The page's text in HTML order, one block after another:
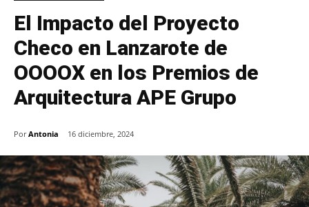
El Impacto del Proyecto
Checo en Lanzarote de
OOOOX en los Premios de
Arquitectura APE Grupo
Por Antonia 16 diciembre, 2024